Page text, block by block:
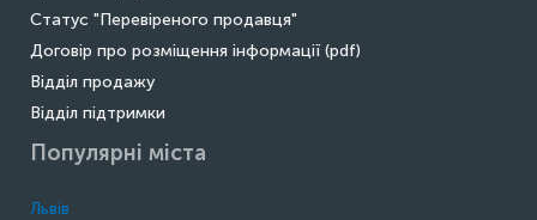
Статус "Перевіреного продавця"
Договір про розміщення інформації (pdf)
Відділ продажу
Відділ підтримки
Популярні міста
Львів